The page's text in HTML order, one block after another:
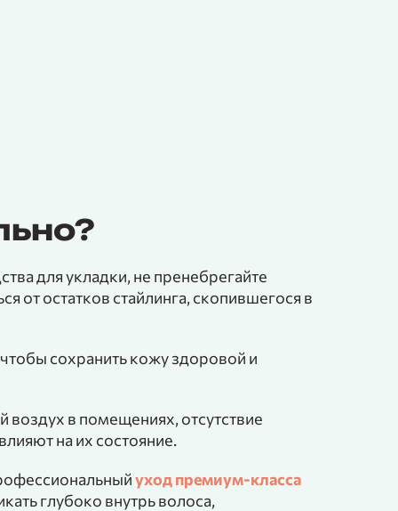
для укладки, не пренебрегайте
от остатков стайлинга, скопившегося в
сохранить кожу здоровой и
воздух в помещениях, отсутствие
на их состояние.
уход премиум-класса
глубоко внутрь волоса,